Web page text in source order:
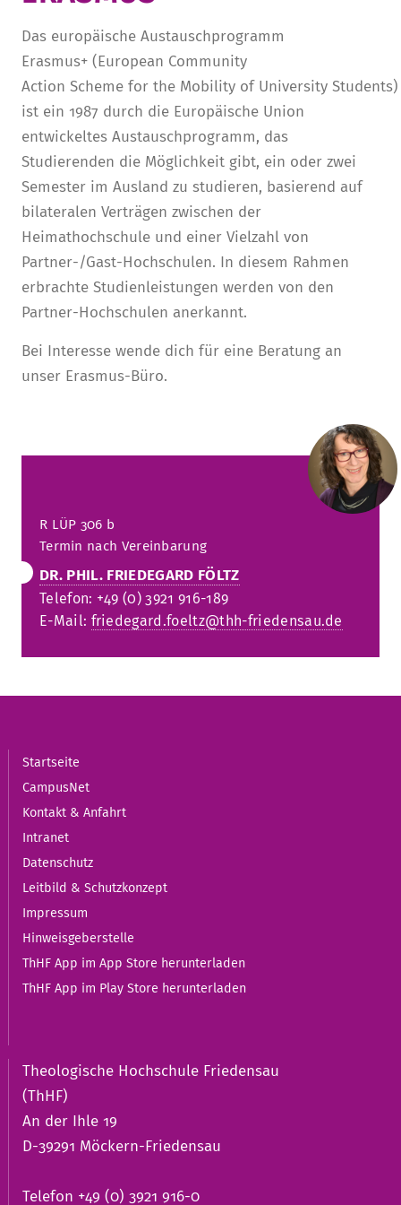
STURA
STUDIERENDENPORTAL
LADENCAFÉ
KITA
HISTORIE
LEITUNG & MITARBEITENDE
FRIEDENSAU-MEDIA
ALUMNI
PRESSE­INFORMATIONEN
BLOG
KARRIERE
Das europäische Austauschprogramm
Erasmus+ (European Community
Action Scheme for the Mobility of University Students)
ist ein 1987 durch die Europäische Union
entwickeltes Austauschprogramm, das
Studierenden die Möglichkeit gibt, ein oder zwei
Semester im Ausland zu studieren, basierend auf
bilateralen Verträgen zwischen der
Heimathochschule und einer Vielzahl von
Partner-/Gast-Hochschulen. In diesem Rahmen
erbrachte Studienleistungen werden von den
Partner-Hochschulen anerkannt.
Bei Interesse wende dich für eine Beratung an
unser Erasmus-Büro.
R LÜP 306 b
Termin nach Vereinbarung
DR. PHIL. FRIEDEGARD FÖLTZ
Telefon: +49 (0) 3921 916-189
E-Mail: friedegard.foeltz@thh-friedensau.de
Startseite
CampusNet
Kontakt & Anfahrt
Intranet
Datenschutz
Leitbild & Schutzkonzept
Impressum
Hinweisgeberstelle
ThHF App im App Store herunterladen
ThHF App im Play Store herunterladen
Theologische Hochschule Friedensau
(ThHF)
An der Ihle 19
D-39291 Möckern-Friedensau
Telefon +49 (0) 3921 916-0